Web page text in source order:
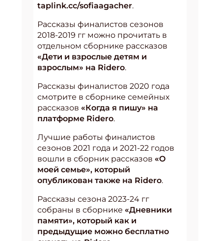
taplink.cc/sofiaagacher.
Рассказы финалистов сезонов
2018-2019 гг можно прочитать в
отдельном сборнике рассказов
«Дети и взрослые детям и
взрослым» на Ridero.
Рассказы финалистов 2020 года
смотрите в сборнике семейных
рассказов «Когда я пишу» на
платформе Ridero.
Лучшие работы финалистов
сезонов 2021 года и 2021-22 годов
вошли в сборник рассказов «О
моей семье», который
опубликован также на Ridero.
Рассказы сезона 2023-24 гг
собраны в сборнике «Дневники
памяти», который как и
предыдущие можно бесплатно